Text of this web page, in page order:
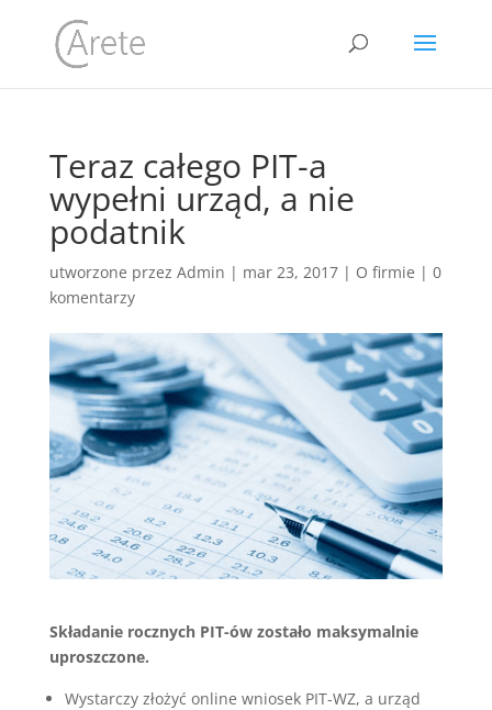
Teraz całego PIT-a
wypełni urząd, a nie
podatnik
utworzone przez Admin | mar 23, 2017| O firmie | 0
komentarzy
Składanie rocznych PIT-ów zostało maksymalnie
uproszczone.
Wystarczy złożyć online wniosek PIT-WZ, a urząd